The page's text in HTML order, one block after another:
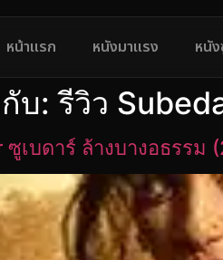
หน้าแรก หนังมาแรง หนั
กับ:รีวิว
ซูเบดาร์ ล้างบางอธรรม